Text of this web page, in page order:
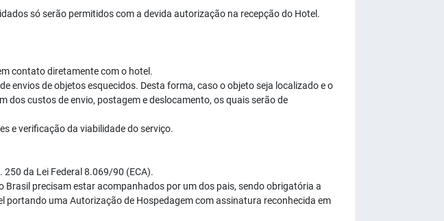
só serão permitidos com a devida autorização na recepção do Hotel.
contato diretamente com o hotel.
envios de objetos esquecidos. Desta forma, caso o objeto seja localizado e o
dos custos de envio, postagem e deslocamento, os quais serão de
e verificação da viabilidade do serviço.
250 da Lei Federal 8.069/90 (ECA).
Brasil precisam estar acompanhados por um dos pais, sendo obrigatória a
uma Autorização de Hospedagem com assinatura reconhecida em